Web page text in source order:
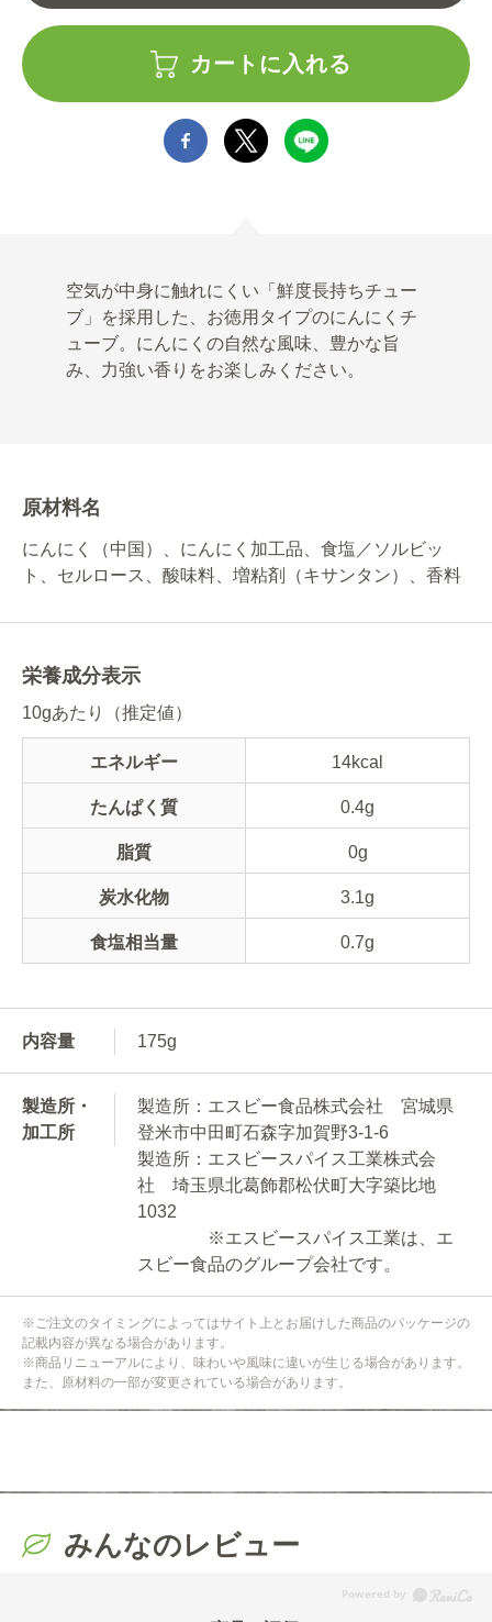
カートに入れる
空気が中身に触れにくい「鮮度長持ちチュー
ブ」を採用した、お徳用タイプのにんにくチ
ューブ。にんにくの自然な風味、豊かな旨
み、力強い香りをお楽しみください。
原材料名
にんにく（中国）、にんにく加工品、食塩／ソルビッ
ト、セルロース、酸味料、増粘剤（キサンタン）、香料
栄養成分表示
10gあたり（推定値）
エネルギー 14kcal
たんぱく質 0.4g
脂質 0g
炭水化物 3.1g
食塩相当量 0.7g
内容量 175g
製造所・
加工所
製造所：エスビー食品株式会社 宮城県
登米市中田町石森字加賀野3-1-6
製造所：エスビースパイス工業株式会
社 埼玉県北葛飾郡松伏町大字築比地
1032
※エスビースパイス工業は、エ
スビー食品のグループ会社です。
※ご注文のタイミングによってはサイト上とお届けした商品のパッケージの
記載内容が異なる場合があります。
※商品リニューアルにより、味わいや風味に違いが生じる場合があります。
また、原材料の一部が変更されている場合があります。
みんなのレビュー